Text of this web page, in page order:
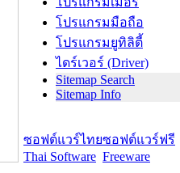
โปรแกรมมือถือ
โปรแกรมยูทิลิตี้
ไดร์เวอร์ (Driver)
Sitemap Search
Sitemap Info
ซอฟต์แวร์ไทย
Thai Software
ซอฟต์แวร์ฟรี
Freeware